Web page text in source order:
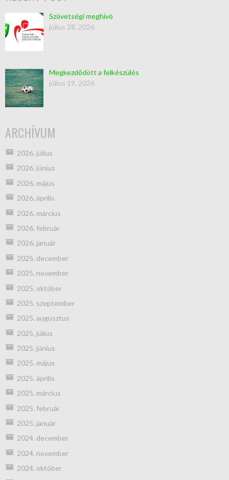
Szövetségi meghívó
július 28, 2026
Megkezdődött a felkészülés
július 19, 2026
ARCHÍVUM
2026. július
2026. június
2026. május
2026. április
2026. március
2026. február
2026. január
2025. december
2025. november
2025. október
2025. szeptember
2025. augusztus
2025. július
2025. június
2025. május
2025. április
2025. március
2025. február
2025. január
2024. december
2024. november
2024. október